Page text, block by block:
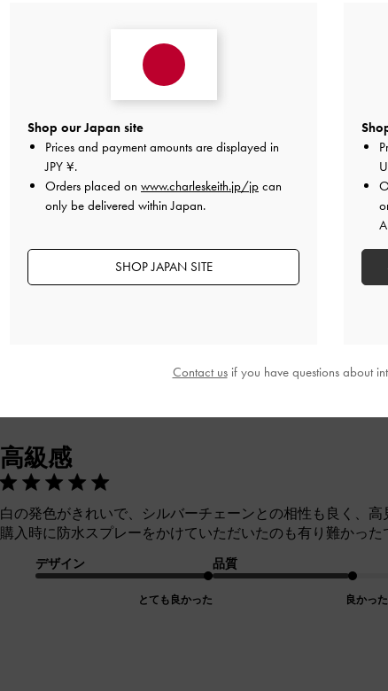
可愛い
高級感
白の発色がきれいで、シルバーチェーンとの相性も良く、高
購入時に防水スプレーをかけていただいたのも有り難かった
デザイン
とても良かった
品質
良かった
Shop our Japan site
Prices and payment amounts are displayed in
JPY ¥.
Orders placed on www.charleskeith.jp/jp can
only be delivered within Japan.
SHOP JAPAN SITE
Contact usif you have questions about